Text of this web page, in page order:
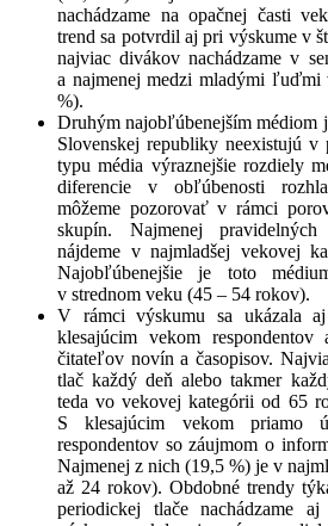
nachádzame na opačnej časti
trend sa potvrdil aj pri výskume v
najviac divákov nachádzame v
a najmenej medzi mladými
%).
Druhým najobľúbenejším médiom
Slovenskej republiky neexistujú v
typu média výraznejšie rozdiely
diferencie v obľúbenosti
môžeme pozorovať v rámci
skupín. Najmenej
nájdeme v najmladšej vekovej
Najobľúbenejšie je toto
v strednom veku (45 – 54 rokov).
V rámci výskumu sa ukázala
klesajúcim vekom respondentov
čitateľov novín a časopisov.
tlač každý deň alebo takmer
teda vo vekovej kategórii od 65
S klesajúcim vekom priamo
respondentov so záujmom o
Najmenej z nich (19,5 %) je v
až 24 rokov). Obdobné trendy
periodickej tlače nachádzame